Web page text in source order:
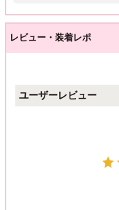
レビュー・装着レポ
ユーザーレビュー